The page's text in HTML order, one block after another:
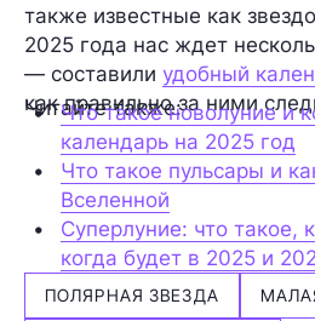
также известные как
2025 года нас ждет
— составили удобный
как правильно за ними
Читайте также:
Что такое новолуние и
календарь на 2025 год
Что такое пульсары и
Вселенной
Суперлуние: что такое,
когда будет в 2025 и
ПОЛЯРНАЯ ЗВЕЗДА